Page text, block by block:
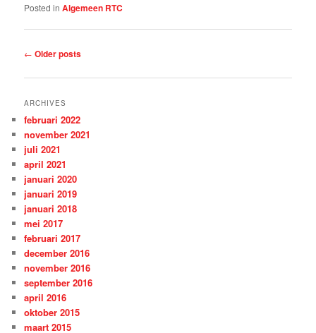
Posted in Algemeen RTC
Post navigation
← Older posts
ARCHIVES
februari 2022
november 2021
juli 2021
april 2021
januari 2020
januari 2019
januari 2018
mei 2017
februari 2017
december 2016
november 2016
september 2016
april 2016
oktober 2015
maart 2015